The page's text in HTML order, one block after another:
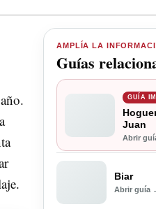
AMPLÍA LA
Guías
GUÍA
Juan
Abrir
Biar
Abrir guía